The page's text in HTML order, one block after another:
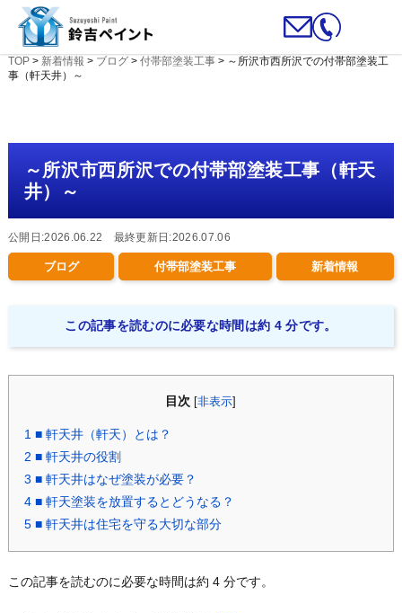
TOP> 新着情報 > ブログ> 付帯部塗装工事> ～所沢市西所沢での付帯部塗装工
事（軒天井）～
～所沢市西所沢での付帯部塗装工事（軒天
井）～
公開日:2026.06.22 最終更新日:2026.07.06
ブログ 付帯部塗装工事 新着情報
この記事を読むのに必要な時間は約 4 分です。
目次 [非表示
1 ■ 軒天井（軒天）とは？
2 ■ 軒天井の役割
3 ■ 軒天井はなぜ塗装が必要？
4■ 軒天塗装を放置するとどうなる？
5■ 軒天井は住宅を守る大切な部分
この記事を読むのに必要な時間は約 4 分です。